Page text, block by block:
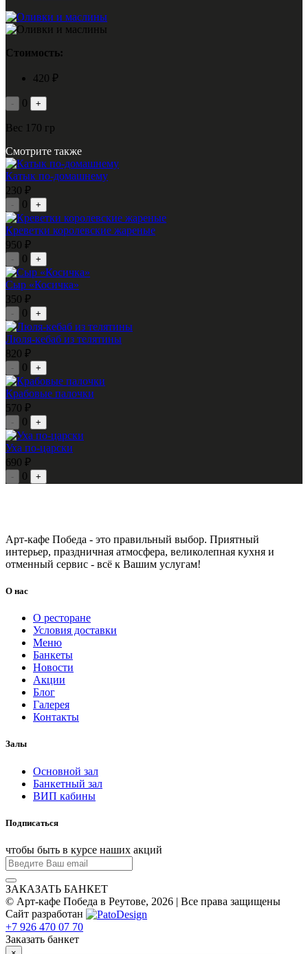
Стоимость:
420 ₽
- 0 +
Вес 170 гр
Смотрите также
Катык по-домашнему
230 ₽
- 0 +
Креветки королевские жареные
950 ₽
- 0 +
Сыр «Косичка»
350 ₽
- 0 +
Люля-кебаб из телятины
820 ₽
- 0 +
Крабовые палочки
570 ₽
- 0 +
Уха по-царски
690 ₽
- 0 +
Арт-кафе Победа - это правильный выбор. Приятный
интерьер, праздничная атмосфера, великолепная кухня и
отменный сервис - всё к Вашим услугам!
О нас
О ресторане
Условия доставки
Меню
Банкеты
Новости
Акции
Блог
Галерея
Контакты
Залы
Основной зал
Банкетный зал
ВИП кабины
Подписаться
чтобы быть в курсе наших акций
ЗАКАЗАТЬ БАНКЕТ
© Арт-кафе Победа в Реутове, 2026 | Все права защищены
Сайт разработан
+7 926 470 07 70
Заказать банкет